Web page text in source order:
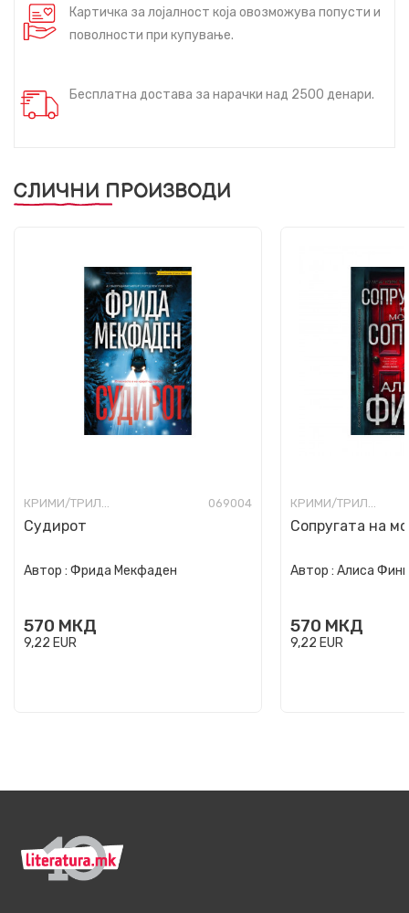
Картичка за лојалност која овозможува попусти и
поволности при купување.
Бесплатна достава за нарачки над 2500 денари.
СЛИЧНИ ПРОИЗВОДИ
КРИМИ/ТРИЛЕР 069004
Судирот
Автор : Фрида Мекфаден
570 МКД
9,22 EUR
КРИМИ/ТРИЛЕР
Сопругата на
Автор : Алиса Фини
570 МКД
9,22 EUR